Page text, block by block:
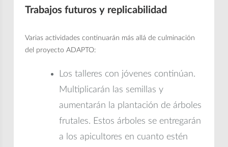
Trabajos futuros y replicabilidad
Varias actividades continuarán más allá de culminación
del proyecto ADAPTO:
Los talleres con jóvenes continúan.
Multiplicarán las semillas y
aumentarán la plantación de árboles
frutales. Estos árboles se entregarán
a los apicultores en cuanto estén